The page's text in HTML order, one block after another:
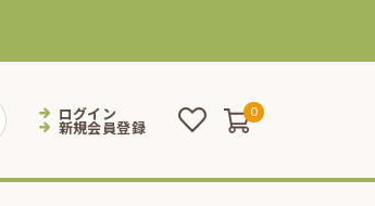
ログイン
新規会員登録
0